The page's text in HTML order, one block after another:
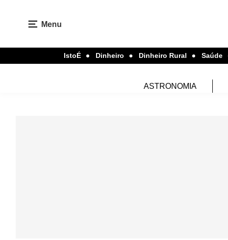
Menu
IstoÉ Dinheiro Dinheiro Rural Saúde
ASTRONOMIA